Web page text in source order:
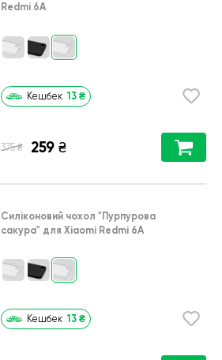
Redmi 6A
Кешбек 13 ₴
375 ₴ 259 ₴
Силіконовий чохол "Пурпурова
сакура" для Xiaomi Redmi 6A
Кешбек 13 ₴